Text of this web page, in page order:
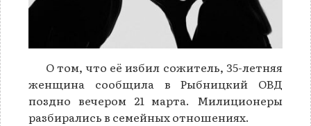
О том, что её избил сожитель, 35-летняя
женщина сообщила в Рыбницкий ОВД
поздно вечером 21 марта. Милиционеры
разбирались в семейных отношениях.